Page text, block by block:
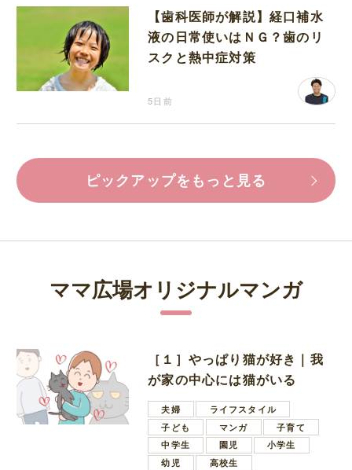
【歯科医師が解説】経口補水
液の日常使いはＮＧ？歯のリ
スクと熱中症対策
5日前
ピックアップをもっと見る
ママ広場オリジナルマンガ
［１］やっぱり猫が好き｜我
が家の中心には猫がいる
夫婦
ライフスタイル
子ども
マンガ
子育て
中学生
園児
小学生
幼児
高校生